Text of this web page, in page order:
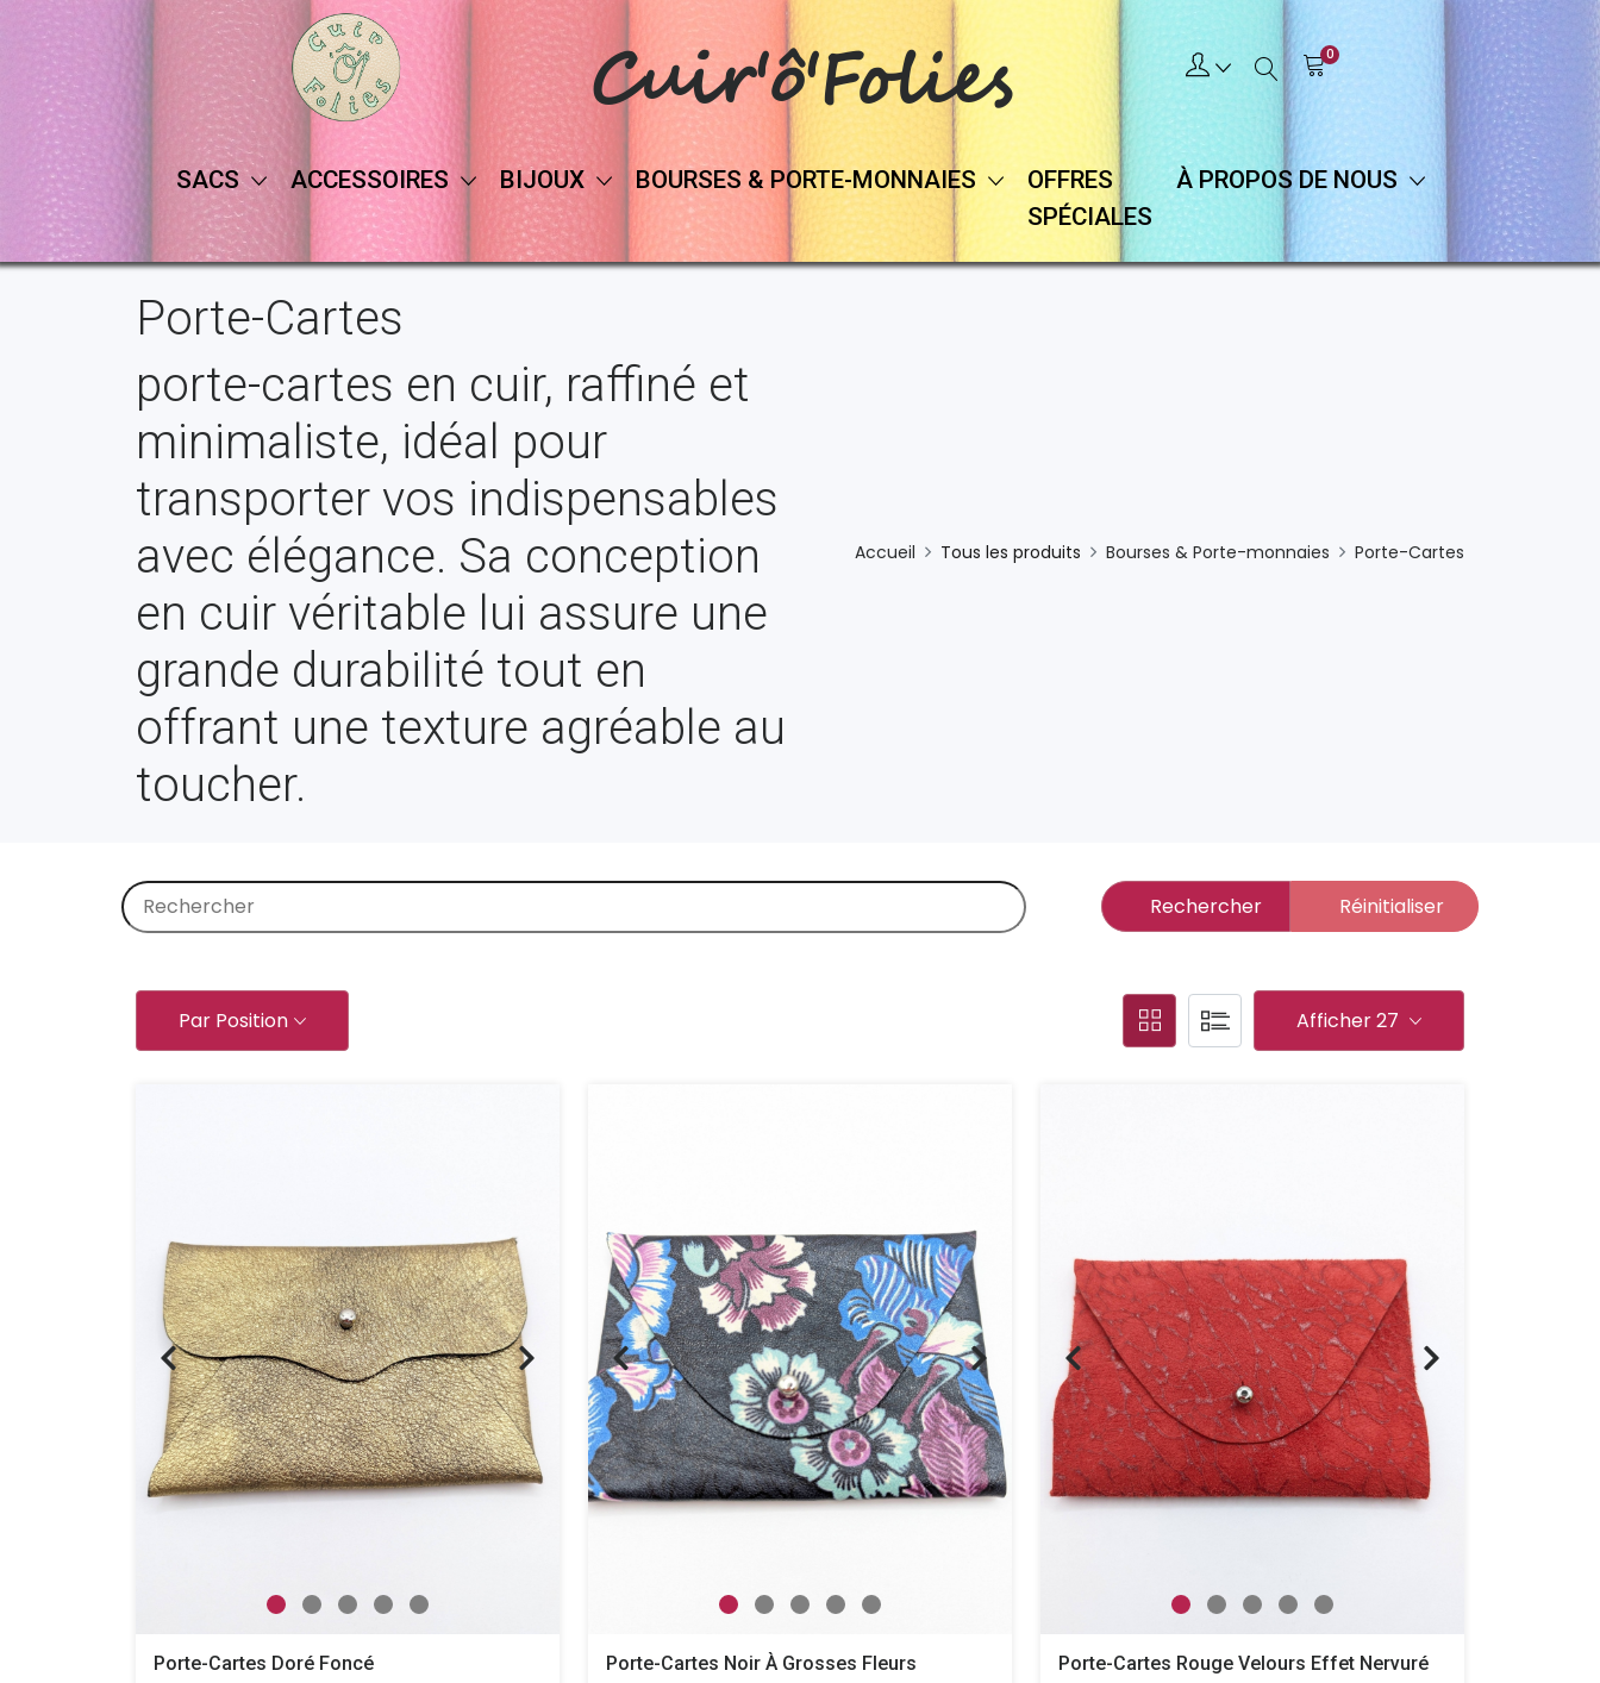
Cuir'ô'Folies 0
SACS ACCESSOIRES BIJOUX BOURSES & PORTE-MONNAIES
OFFRES
SPÉCIALES
À PROPOS DE NOUS
Porte-Cartes
porte-cartes en cuir, raffiné et
minimaliste, idéal pour
transporter vos indispensables
avec élégance. Sa conception
en cuir véritable lui assure une
grande durabilité tout en
offrant une texture agréable au
toucher.
Accueil Tous les produits Bourses & Porte-monnaies Porte-Cartes
Rechercher Réinitialiser
Par Position Afficher 27
Porte-Cartes Doré Foncé Porte-Cartes Noir À Grosses Fleurs Porte-Cartes Rouge Velours Effet Nervuré